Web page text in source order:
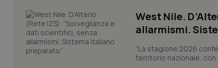
West Nile.
allarmismi.
“La stagione 2026
territorio nazionale, con
tracking-sites-